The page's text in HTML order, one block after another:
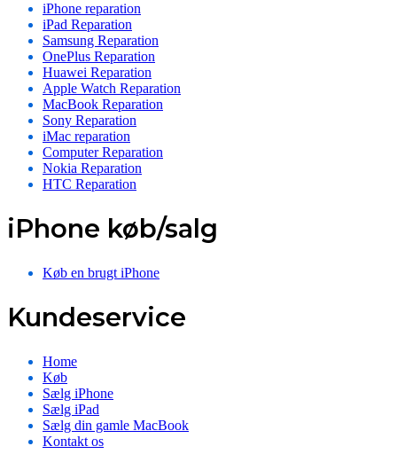
iPhone reparation
iPad Reparation
Samsung Reparation
OnePlus Reparation
Huawei Reparation
Apple Watch Reparation
MacBook Reparation
Sony Reparation
iMac reparation
Computer Reparation
Nokia Reparation
HTC Reparation
iPhone køb/salg
Køb en brugt iPhone
Kundeservice
Home
Køb
Sælg iPhone
Sælg iPad
Sælg din gamle MacBook
Kontakt os